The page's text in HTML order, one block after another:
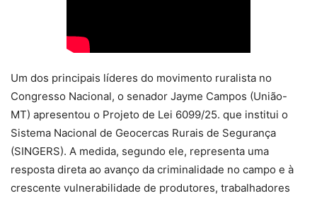
Um dos principais líderes do movimento ruralista no
Congresso Nacional, o senador Jayme Campos (União-
MT) apresentou o Projeto de Lei 6099/25. que institui o
Sistema Nacional de Geocercas Rurais de Segurança
(SINGERS). A medida, segundo ele, representa uma
resposta direta ao avanço da criminalidade no campo e à
crescente vulnerabilidade de produtores, trabalhadores